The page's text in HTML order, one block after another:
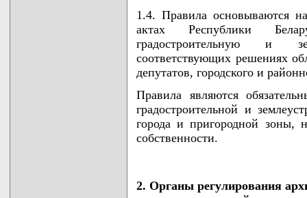
1.4. Правила основываются
актах Республики
градостроительную и
соответствующих решениях
депутатов, городского и
Правила являются
градостроительной и
города и пригородной зоны,
собственности.
2. Органы регулирования